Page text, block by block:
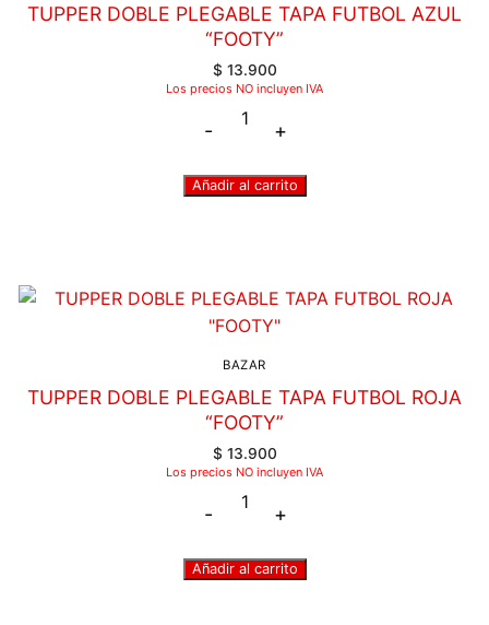
TUPPER DOBLE PLEGABLE TAPA FUTBOL AZUL
“FOOTY”
$ 13.900
Los precios NO incluyen IVA
- +
Añadir al carrito
BAZAR
TUPPER DOBLE PLEGABLE TAPA FUTBOL ROJA
“FOOTY”
$ 13.900
Los precios NO incluyen IVA
- +
Añadir al carrito